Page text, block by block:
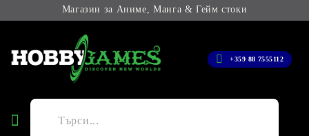
Магазин за Аниме, Манга & Гейм стоки
+359 88 7555112